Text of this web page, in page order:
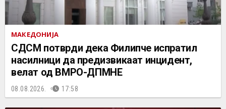
МАКЕДОНИЈА
СДСМ потврди дека Филипче испратил
насилници да предизвикаат инцидент,
велат од ВМРО-ДПМНЕ
08.08.2026. 17:58